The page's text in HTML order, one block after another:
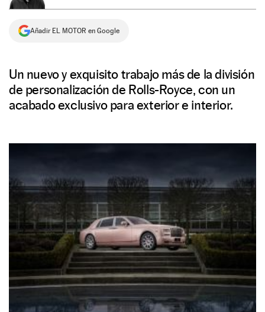
Añadir EL MOTOR en Google
Un nuevo y exquisito trabajo más de la división
de personalización de Rolls-Royce, con un
acabado exclusivo para exterior e interior.